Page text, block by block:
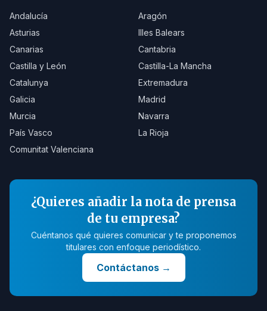
Andalucía
Aragón
Asturias
Illes Balears
Canarias
Cantabria
Castilla y León
Castilla-La Mancha
Catalunya
Extremadura
Galicia
Madrid
Murcia
Navarra
País Vasco
La Rioja
Comunitat Valenciana
¿Quieres añadir la nota de prensa
de tu empresa?
Cuéntanos qué quieres comunicar y te proponemos
titulares con enfoque periodístico.
Contáctanos→